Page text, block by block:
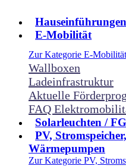
Hauseinführungen
E-Mobilität
Zur Kategorie E-Mobilität
Wallboxen
Ladeinfrastruktur
Aktuelle
FAQ
Solarleuchten /
PV,
Wärmepumpen
Zur Kategorie PV,